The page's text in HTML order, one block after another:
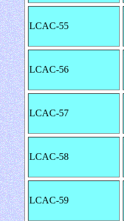
LCAC-55
LCAC-56
LCAC-57
LCAC-58
LCAC-59